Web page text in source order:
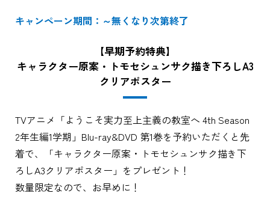
キャンペーン期間：～無くなり次第終了
【早期予約特典】
キャラクター原案・トモセシュンサク描き下ろしA3
クリアポスター
TVアニメ「ようこそ実力至上主義の教室へ 4th Season
2年生編1学期」Blu-ray&DVD 第1巻を予約いただくと先
着で、「キャラクター原案・トモセシュンサク描き下
ろしA3クリアポスター」をプレゼント！
数量限定なので、お早めに！